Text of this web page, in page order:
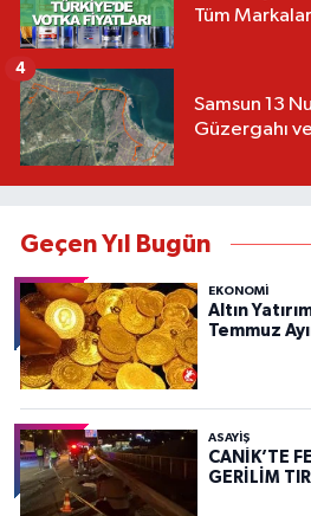
Tüm
Samsun 13
Güzergahı
4
Geçen Yıl Bugün
EKONOMİ
Altın
Temmuz
ASAYIŞ
CANİK’TE
GERİLİM